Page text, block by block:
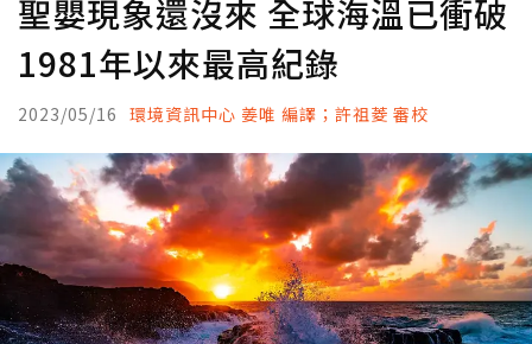
聖嬰現象還沒來 全球海溫已衝破
1981年以來最高紀錄
2023/05/16 環境資訊中心 姜唯 編譯；許祖菱 審校